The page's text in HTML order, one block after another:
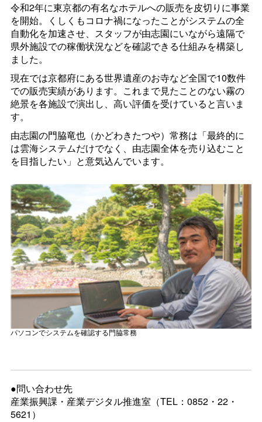
令和2年に東京都の有名なホテルへの販売を皮切りに事業
を開始。くしくもコロナ禍になったことがシステムの全
自動化を加速させ、スタッフが由志園にいながら遠隔で
県外施設での稼働状況などを確認できる仕組みを構築し
ました。
現在では京都府にある世界遺産のお寺など全国で10数件
での販売実績があります。これまで見たことのない霧の
絶景を各施設で演出し、高い評価を受けていると言いま
す。
由志園の門脇竜也（かどわきたつや）常務は「最終的に
は雲海システムだけでなく、由志園全体を売り込むこと
を目指したい」と意気込んでいます。
パソコンでシステムを確認する門脇常務
●問い合わせ先
産業振興課・産業デジタル推進室（TEL：0852・22・
5621）